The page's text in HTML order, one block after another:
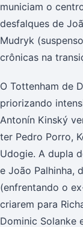
municiam o
desfalques de
Mudryk
crônicas na
O Tottenham de
priorizando
Antonín Kinský
ter Pedro Porro,
Udogie. A dupla
e João Palhinha,
(enfrentando o
criarem para
Dominic Solanke